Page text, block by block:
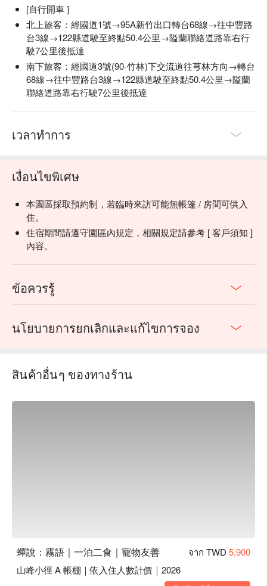
dance against the night sky. Raise a cup of millet wine and
【Activity Information】
Experience Includes: Atayal hunting culture, forest
Refund Policy:If the activity is canceled and you have
pre-paid online, staff will assist you with an online refund
process (refund will be completed within 7–14 business
[自行開車 ]
北上旅客：經國道1號→95A新竹出口轉台68線→往中豐路
台3線→122縣道駛至終點50.4公里→隘蘭聯絡道路靠右行
駛7公里後抵達
南下旅客：經國道3號(90-竹林)下交流道往芎林方向→轉台
68線→往中豐路台3線→122縣道駛至終點50.4公里→隘蘭
聯絡道路靠右行駛7公里後抵達
เวลาทำการ
เงื่อนไขพิเศษ
本園區採取預約制，若臨時來訪可能無帳篷 / 房間可供入
住。
住宿期間請遵守園區內規定，相關規定請參考 [ 客戶須知 ]
內容。
ข้อควรรู้
นโยบายการยกเลิกและแก้ไขการจอง
สินค้าอื่นๆ ของทางร้าน
蟬說：霧語｜一泊二食｜寵物友善 จาก TWD 5,900
山峰小徑 A 帳棚｜依入住人數計價｜2026